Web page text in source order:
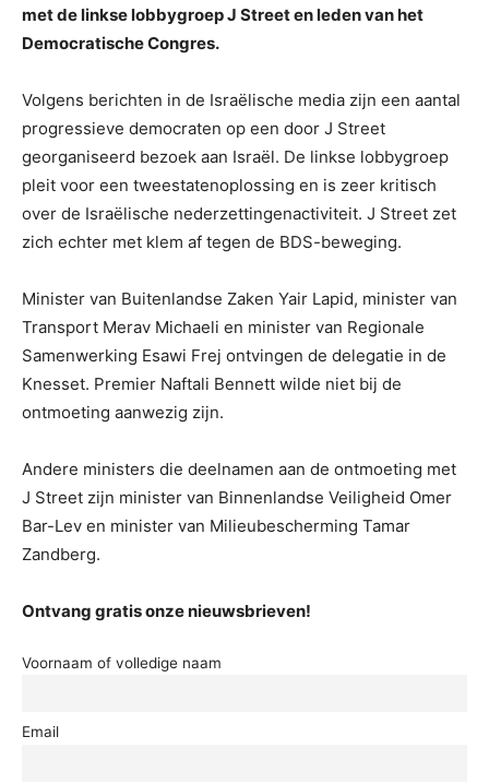
met de linkse lobbygroep J Street en leden van het
Democratische Congres.
Volgens berichten in de Israëlische media zijn een aantal
progressieve democraten op een door J Street
georganiseerd bezoek aan Israël. De linkse lobbygroep
pleit voor een tweestatenoplossing en is zeer kritisch
over de Israëlische nederzettingenactiviteit. J Street zet
zich echter met klem af tegen de BDS-beweging.
Minister van Buitenlandse Zaken Yair Lapid, minister van
Transport Merav Michaeli en minister van Regionale
Samenwerking Esawi Frej ontvingen de delegatie in de
Knesset. Premier Naftali Bennett wilde niet bij de
ontmoeting aanwezig zijn.
Andere ministers die deelnamen aan de ontmoeting met
J Street zijn minister van Binnenlandse Veiligheid Omer
Bar-Lev en minister van Milieubescherming Tamar
Zandberg.
Ontvang gratis onze nieuwsbrieven!
Voornaam of volledige naam
Email